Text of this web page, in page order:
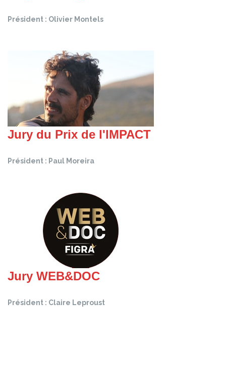
Président : Olivier Montels
Jury du Prix de l'IMPACT
Président : Paul Moreira
Jury WEB&DOC
Président : Claire Leproust